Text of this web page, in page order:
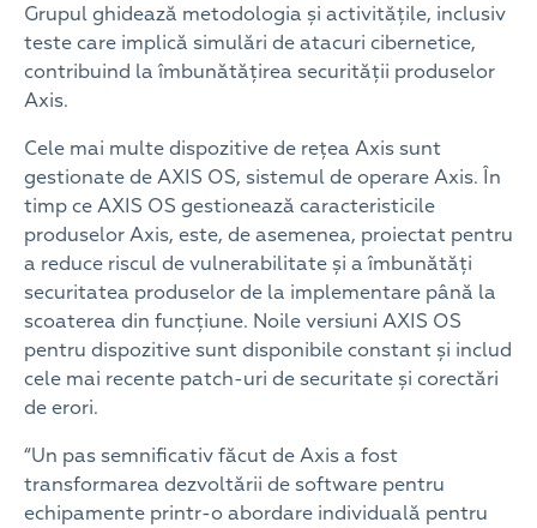
Grupul ghidează metodologia și activitățile, inclusiv
teste care implică simulări de atacuri cibernetice,
contribuind la îmbunătățirea securității produselor
Axis.
Cele mai multe dispozitive de rețea Axis sunt
gestionate de AXIS OS, sistemul de operare Axis. În
timp ce AXIS OS gestionează caracteristicile
produselor Axis, este, de asemenea, proiectat pentru
a reduce riscul de vulnerabilitate și a îmbunătăți
securitatea produselor de la implementare până la
scoaterea din funcțiune. Noile versiuni AXIS OS
pentru dispozitive sunt disponibile constant și includ
cele mai recente patch-uri de securitate și corectări
de erori.
“Un pas semnificativ făcut de Axis a fost
transformarea dezvoltării de software pentru
echipamente printr-o abordare individuală pentru